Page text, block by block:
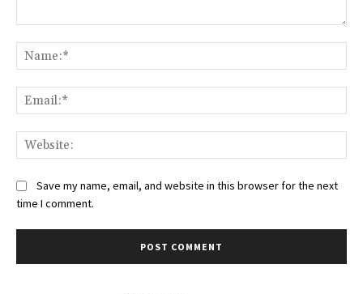
Save my name, email, and website in this browser for the next
time I comment.